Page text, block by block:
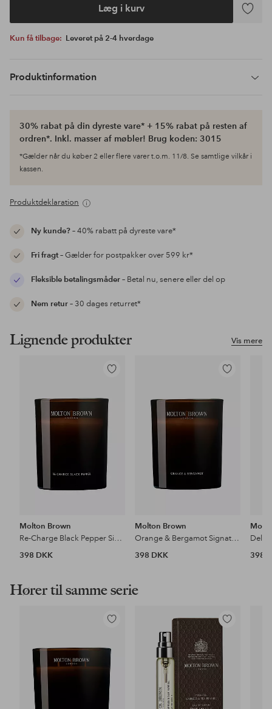
Læg i kurv
Tilføj
Kun få tilbage: Leveret på 2-4 hverdage
Produktinformation
30% rabat på din dyreste vare* + 15% rabat på resten af
ordren*. Inkl. masser af møbler! Brug koden: 3015
*Gælder når du køber 2 eller flere varer t.o.m. 11/8. Se samtlige vilkår i
kassen.
Produktdeklaration
Ny kunde?– 40% rabatt på dyreste vare*
Fri fragt– Gælder for postpakker over 599 kr*
Fleksible betalingsmåder– Betal nu, senere eller del op
Nem retur– 30 dages returret*
Vis mere
Lignende produkter
Tilføj
favoritter
Molton Brown
Re-Charge Black Pepper Signature Candle
398 DKK
Tilføj
favoritter
Molton Brown
Orange & Bergamot Signature Candle
398 DKK
398
Hører til samme serie
Tilføj
favoritter
Tilføj
favoritter